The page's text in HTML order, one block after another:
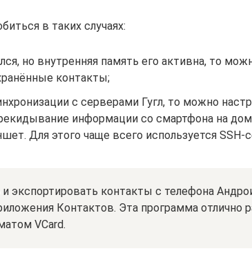
в таких случаях:
но внутренняя память его активна, то
контакты;
с серверами Гугл, то можно
информации со смартфона на
Для этого чаще всего используется SSH-
экспортировать контакты с телефона
Контактов. Эта программа отлично
VCard.